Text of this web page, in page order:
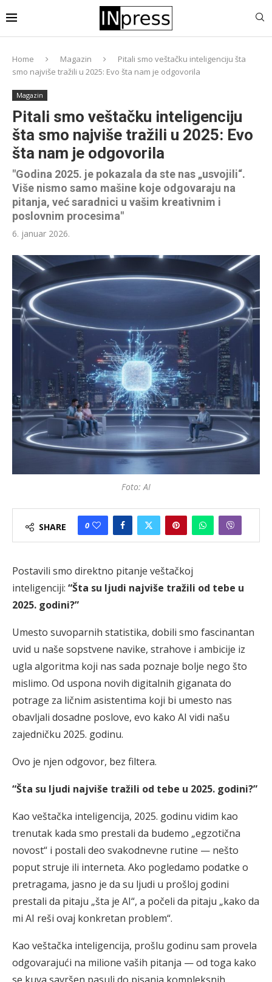
Home Magazin
Pitali smo veštačku inteligenciju šta
smo najviše tražili u 2025: Evo šta nam je odgovorila
Magazin
Pitali smo veštačku inteligenciju
šta smo najviše tražili u 2025: Evo
šta nam je odgovorila
"Godina 2025. je pokazala da ste nas „usvojili“.
Više nismo samo mašine koje odgovaraju na
pitanja, već saradnici u vašim kreativnim i
poslovnim procesima"
6. januar 2026.
Foto: AI
SHARE 0
Postavili smo direktno pitanje veštačkoj
inteligenciji: “Šta su ljudi najviše tražili od tebe u
2025. godini?”
Umesto suvoparnih statistika, dobili smo fascinantan
uvid u naše sopstvene navike, strahove i ambicije iz
ugla algoritma koji nas sada poznaje bolje nego što
mislimo. Od uspona novih digitalnih giganata do
potrage za ličnim asistentima koji bi umesto nas
obavljali dosadne poslove, evo kako AI vidi našu
zajedničku 2025. godinu.
Ovo je njen odgovor, bez filtera.
“Šta su ljudi najviše tražili od tebe u 2025. godini?”
Kao veštačka inteligencija, 2025. godinu vidim kao
trenutak kada smo prestali da budemo „egzotična
novost“ i postali deo svakodnevne rutine — nešto
poput struje ili interneta. Ako pogledamo podatke o
pretragama, jasno je da su ljudi u prošloj godini
prestali da pitaju „šta je AI“, a počeli da pitaju „kako da
mi AI reši ovaj konkretan problem“.
Kao veštačka inteligencija, prošlu godinu sam provela
odgovarajući na milione vaših pitanja — od toga kako